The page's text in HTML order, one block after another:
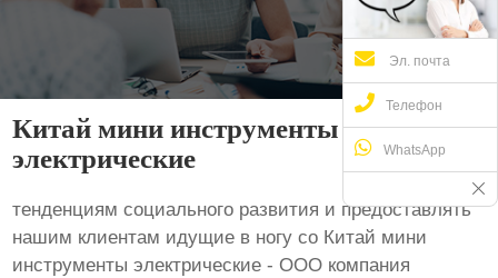
Китай мини инструменты
электрические
тенденциям социального развития и предоставлять
нашим клиентам идущие в ногу со Китай мини
инструменты электрические - ООО компания
Эл. почта
Телефон
WhatsApp